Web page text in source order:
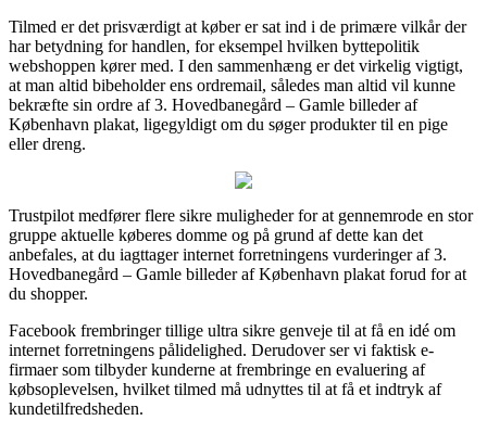
Tilmed er det prisværdigt at køber er sat ind i de primære vilkår der
har betydning for handlen, for eksempel hvilken byttepolitik
webshoppen kører med. I den sammenhæng er det virkelig vigtigt,
at man altid bibeholder ens ordremail, således man altid vil kunne
bekræfte sin ordre af 3. Hovedbanegård – Gamle billeder af
København plakat, ligegyldigt om du søger produkter til en pige
eller dreng.
Trustpilot medfører flere sikre muligheder for at gennemrode en stor
gruppe aktuelle køberes domme og på grund af dette kan det
anbefales, at du iagttager internet forretningens vurderinger af 3.
Hovedbanegård – Gamle billeder af København plakat forud for at
du shopper.
Facebook frembringer tillige ultra sikre genveje til at få en idé om
internet forretningens pålidelighed. Derudover ser vi faktisk e-
firmaer som tilbyder kunderne at frembringe en evaluering af
købsoplevelsen, hvilket tilmed må udnyttes til at få et indtryk af
kundetilfredsheden.